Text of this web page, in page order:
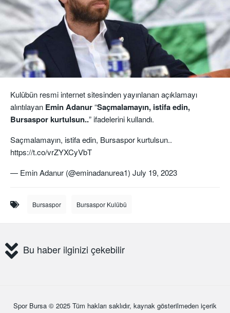
Kulübün resmi internet sitesinden yayınlanan açıklamayı
alıntılayan Emin Adanur“Saçmalamayın, istifa edin,
Bursaspor kurtulsun..” ifadelerini kullandı.
Saçmalamayın, istifa edin, Bursaspor kurtulsun..
https://t.co/vrZYXCyVbT
— Emin Adanur (@eminadanurea1) July 19, 2023
Bursaspor Bursaspor Kulübü
Bu haber ilginizi çekebilir
Spor Bursa © 2025 Tüm hakları saklıdır, kaynak gösterilmeden içerik